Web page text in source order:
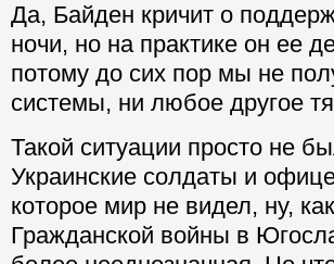
Да, Байден кричит о
ночи, но на практике он ее
потому до сих пор мы не
системы, ни любое другое
Такой ситуации просто не
Украинские солдаты и
которое мир не видел, ну,
Гражданской войны в